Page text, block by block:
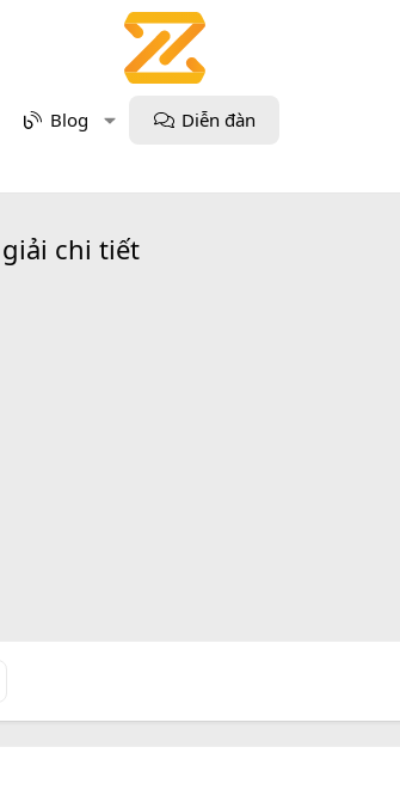
Blog Diễn đàn
chi tiết